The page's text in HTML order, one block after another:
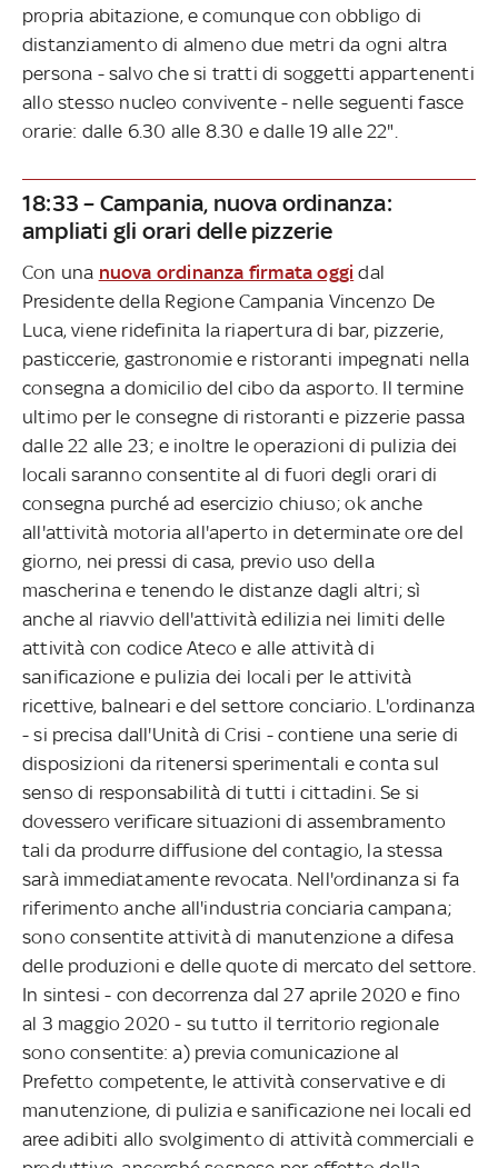
propria abitazione, e comunque con obbligo di
distanziamento di almeno due metri da ogni altra
persona - salvo che si tratti di soggetti appartenenti
allo stesso nucleo convivente - nelle seguenti fasce
orarie: dalle 6.30 alle 8.30 e dalle 19 alle 22".
18:33 – Campania, nuova ordinanza:
ampliati gli orari delle pizzerie
Con una nuova ordinanza firmata oggi dal
Presidente della Regione Campania Vincenzo De
Luca, viene ridefinita la riapertura di bar, pizzerie,
pasticcerie, gastronomie e ristoranti impegnati nella
consegna a domicilio del cibo da asporto. Il termine
ultimo per le consegne di ristoranti e pizzerie passa
dalle 22 alle 23; e inoltre le operazioni di pulizia dei
locali saranno consentite al di fuori degli orari di
consegna purché ad esercizio chiuso; ok anche
all'attività motoria all'aperto in determinate ore del
giorno, nei pressi di casa, previo uso della
mascherina e tenendo le distanze dagli altri; sì
anche al riavvio dell'attività edilizia nei limiti delle
attività con codice Ateco e alle attività di
sanificazione e pulizia dei locali per le attività
ricettive, balneari e del settore conciario. L'ordinanza
- si precisa dall'Unità di Crisi - contiene una serie di
disposizioni da ritenersi sperimentali e conta sul
senso di responsabilità di tutti i cittadini. Se si
dovessero verificare situazioni di assembramento
tali da produrre diffusione del contagio, la stessa
sarà immediatamente revocata. Nell'ordinanza si fa
riferimento anche all'industria conciaria campana;
sono consentite attività di manutenzione a difesa
delle produzioni e delle quote di mercato del settore.
In sintesi - con decorrenza dal 27 aprile 2020 e fino
al 3 maggio 2020 - su tutto il territorio regionale
sono consentite: a) previa comunicazione al
Prefetto competente, le attività conservative e di
manutenzione, di pulizia e sanificazione nei locali ed
aree adibiti allo svolgimento di attività commerciali e